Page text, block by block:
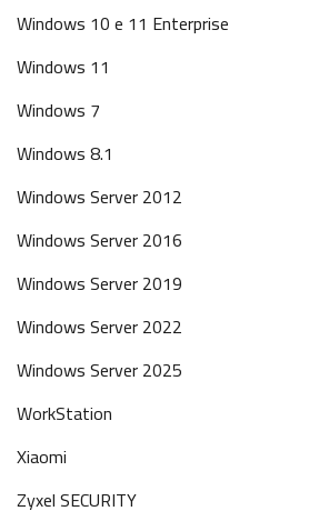
Windows 10 e 11 Enterprise
Windows 11
Windows 7
Windows 8.1
Windows Server 2012
Windows Server 2016
Windows Server 2019
Windows Server 2022
Windows Server 2025
WorkStation
Xiaomi
Zyxel SECURITY